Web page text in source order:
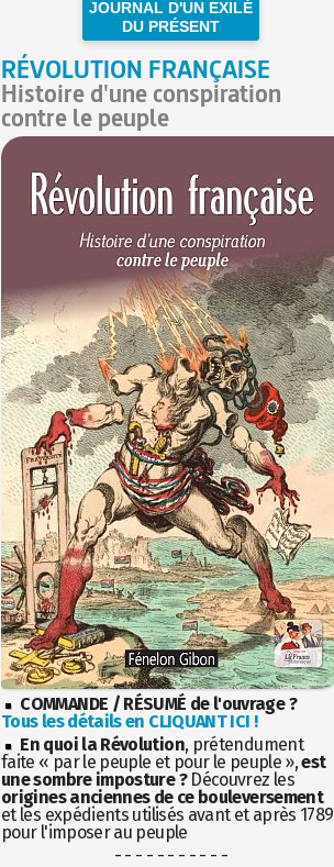
JOURNAL D'UN EXILÉ
DU PRÉSENT
RÉVOLUTION FRANÇAISE
Histoire d'une conspiration
contre le peuple
COMMANDE / RÉSUMÉ de l'ouvrage ?
Tous les détails en CLIQUANT ICI !
En quoi la Révolution, prétendument
faite « par le peuple et pour le peuple »,est
une sombre imposture ?Découvrez les
origines anciennes de ce bouleversement
et les expédients utilisés avant et après 1789
pour l'imposer au peuple
- - - - - - - - - - -